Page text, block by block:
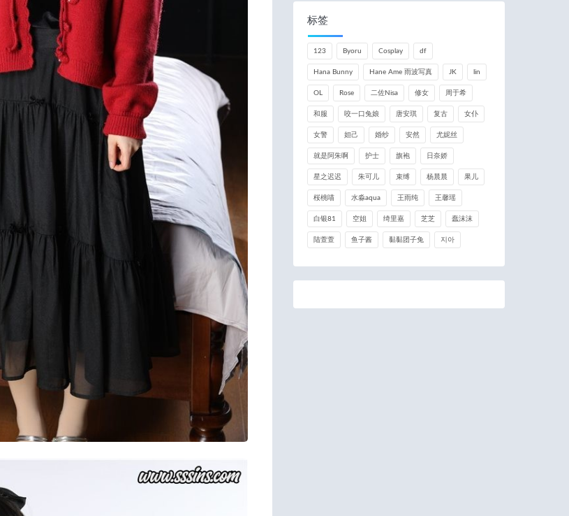
标签
123 Byoru Cosplay df
Hana Bunny Hane Ame 雨波写真 JK lin
OL Rose 二佐Nisa 修女 周于希
和服 咬一口兔娘 唐安琪 复古 女仆
女警 妲己 婚纱 安然 尤妮丝
就是阿朱啊 护士 旗袍 日奈娇
星之迟迟 朱可儿 束缚 杨晨晨 果儿
桜桃喵 水淼aqua 王雨纯 王馨瑶
白银81 空姐 绮里嘉 芝芝 蠢沫沫
陆萱萱 鱼子酱 黏黏团子兔 지아